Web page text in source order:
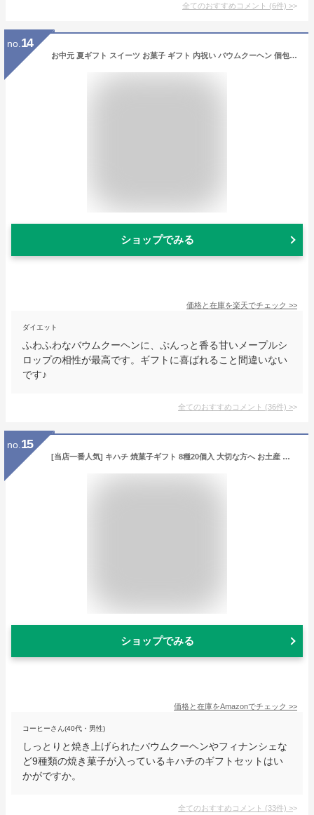
全てのおすすめコメント (6件) >
no. 14
お中元 夏ギフト スイーツ お菓子 ギフト 内祝い バウムクーヘン 個包装 森の庭 焦がしキャラメルがしみ込んだバーム詰合せ 12個入 MRO-01A（包装済 外のし）手土産 焼き菓子 詰め合わせ 出産内祝い 結婚内祝い 結婚祝い JGS お急ぎ便 送料無料 お返し
ショップでみる
価格と在庫を楽天でチェック >>
ダイエット
ふわふわなバウムクーヘンに、ぷんっと香る甘いメープルシ
ロップの相性が最高です。ギフトに喜ばれること間違いない
です♪
全てのおすすめコメント (36件) >
no. 15
[当店一番人気] キハチ 焼菓子ギフト 8種20個入 大切な方へ お土産 個包装 プレゼント お祝い お菓子 お返し 内祝い バームクーヘン フィナンシェ マドレーヌ パウンドケーキ クッキー 詰め合わせ 贈り物 ギフト 結婚祝い 引っ越し祝い 入学祝い 卒業祝い ホワイトデー お返し
ショップでみる
価格と在庫をAmazonでチェック >>
コーヒーさん(40代・男性)
しっとりと焼き上げられたバウムクーヘンやフィナンシェな
ど9種類の焼き菓子が入っているキハチのギフトセットはい
かがですか。
全てのおすすめコメント (33件) >